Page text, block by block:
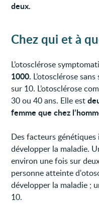
deux.
Chez qui et à
L’otosclérose
1000. L’otosclérose
sur 10. L’otosclérose
30 ou 40 ans. Elle est
femme que chez
Des facteurs
développer la maladie.
environ une fois sur
personne atteinte
développer la maladie ;
10.